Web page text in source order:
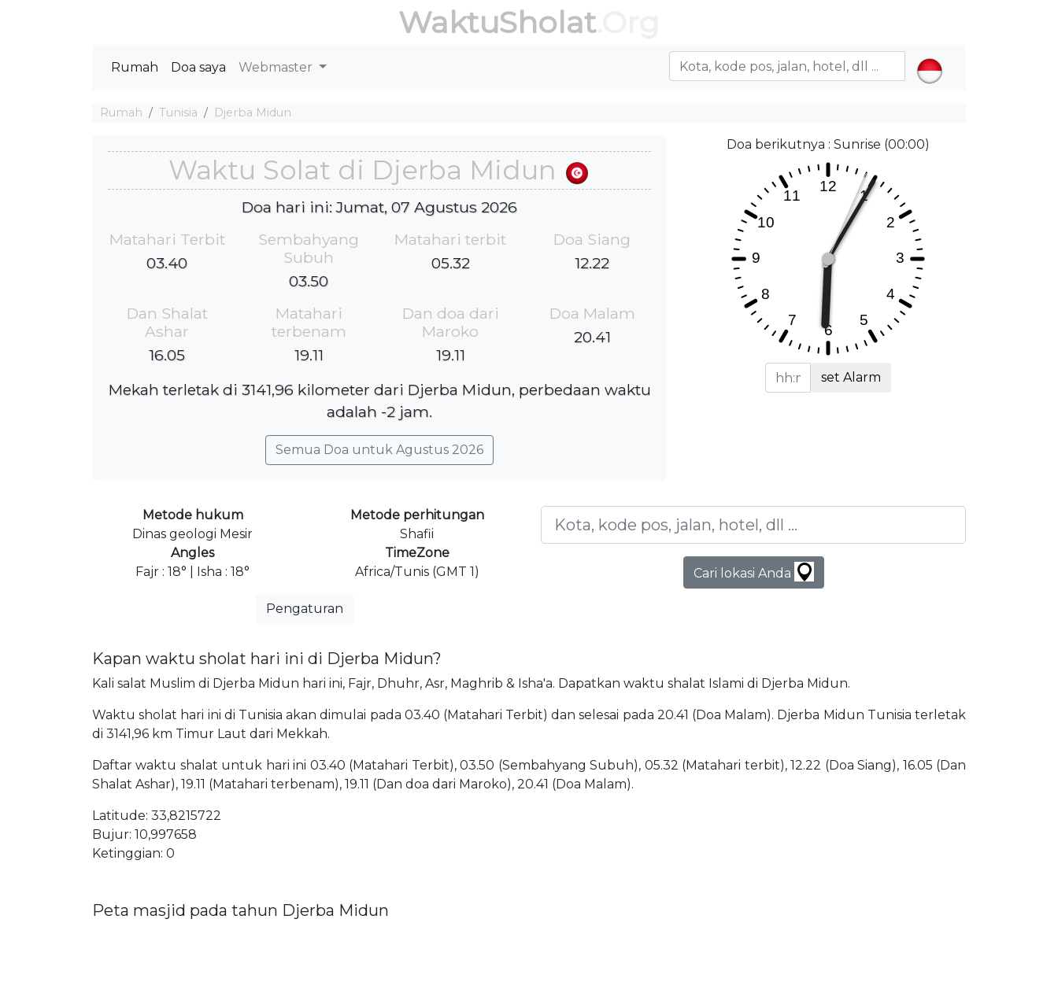
WaktuSholat.Org
Rumah Doa saya Webmaster
Rumah Tunisia Djerba Midun
Waktu Solat di Djerba Midun
Doa hari ini: Jumat, 07 Agustus 2026
Matahari Terbit
03.40
Sembahyang
Subuh
03.50
Matahari terbit
05.32
Doa Siang
12.22
Dan Shalat
Ashar
16.05
Matahari
terbenam
19.11
Dan doa dari
Maroko
19.11
Doa Malam
20.41
Mekah terletak di 3141,96 kilometer dari Djerba Midun, perbedaan waktu
adalah -2 jam.
Semua Doa untuk Agustus 2026
Doa berikutnya : Sunrise (00:00)
set Alarm
Metode hukum
Dinas geologi Mesir
Metode perhitungan
Shafii
Angles
Fajr : 18° | Isha : 18°
TimeZone
Africa/Tunis (GMT 1)
Pengaturan
Cari lokasi Anda
Kapan waktu sholat hari ini di Djerba Midun?
Kali salat Muslim di Djerba Midun hari ini, Fajr, Dhuhr, Asr, Maghrib & Isha'a. Dapatkan waktu shalat Islami di Djerba Midun.
Waktu sholat hari ini di Tunisia akan dimulai pada 03.40 (Matahari Terbit) dan selesai pada 20.41 (Doa Malam). Djerba Midun Tunisia terletak
di 3141,96 km Timur Laut dari Mekkah.
Daftar waktu shalat untuk hari ini 03.40 (Matahari Terbit), 03.50 (Sembahyang Subuh), 05.32 (Matahari terbit), 12.22 (Doa Siang), 16.05 (Dan
Shalat Ashar), 19.11 (Matahari terbenam), 19.11 (Dan doa dari Maroko), 20.41 (Doa Malam).
Latitude: 33,8215722
Bujur: 10,997658
Ketinggian: 0
Peta masjid pada tahun Djerba Midun